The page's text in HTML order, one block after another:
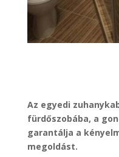
Az egyedi
fürdőszobába, a
garantálja a
megoldást.